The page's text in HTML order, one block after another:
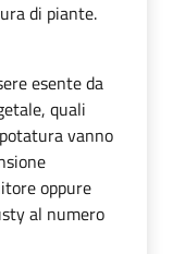
di piante.
esente da
quali
vanno
oppure
al numero